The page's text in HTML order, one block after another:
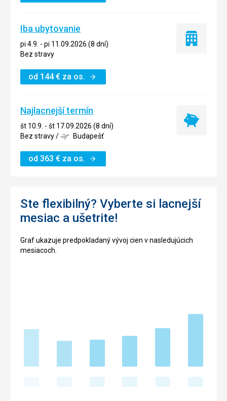
Iba ubytovanie
pi 4.9. - pi 11.09.2026 (8 dní)
Bez stravy
od 144 € za os.
Iba
Najlacnejší termín
št 10.9. - št 17.09.2026 (8 dní)
Bez stravy/ Budapešť
od 363 € za os.
Najlacnejší
Ste flexibilný? Vyberte si lacnejší
mesiac a ušetrite!
Graf ukazuje predpokladaný vývoj cien v nasledujúcich
mesiacoch.